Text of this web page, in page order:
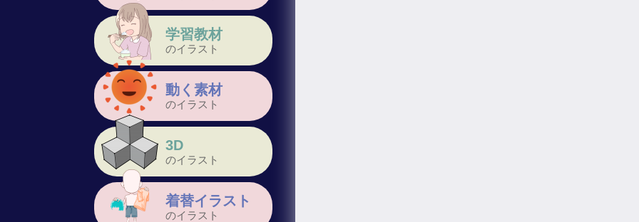
学習教材
のイラスト
動く素材
のイラスト
3D
のイラスト
着替イラスト
のイラスト